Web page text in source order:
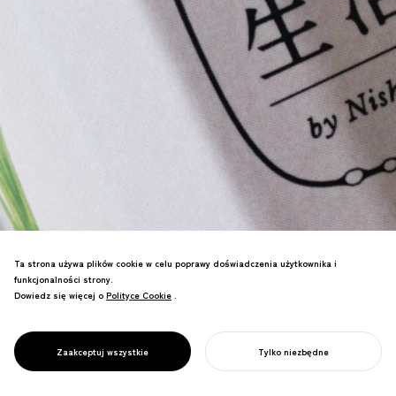
PROJECT
HAKKO SEIKATSU
poprzez nowe przedsięwzięcie
biznesowe na stacji Kyoto.
Ta strona używa plików cookie w celu poprawy doświadczenia użytkownika i
funkcjonalności strony.
Dowiedz się więcej o Polityce Cookie
Polityce Cookie .
Zaakceptuj wszystkie Tylko niezbędne